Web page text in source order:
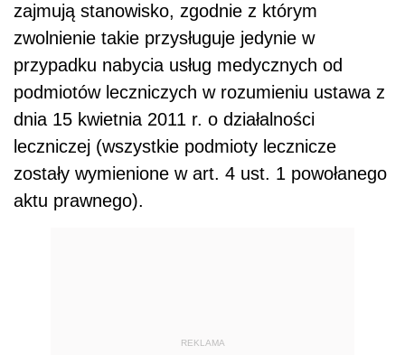
zajmują stanowisko, zgodnie z którym
zwolnienie takie przysługuje jedynie w
przypadku nabycia usług medycznych od
podmiotów leczniczych w rozumieniu ustawa z
dnia 15 kwietnia 2011 r. o działalności
leczniczej (wszystkie podmioty lecznicze
zostały wymienione w art. 4 ust. 1 powołanego
aktu prawnego).
REKLAMA